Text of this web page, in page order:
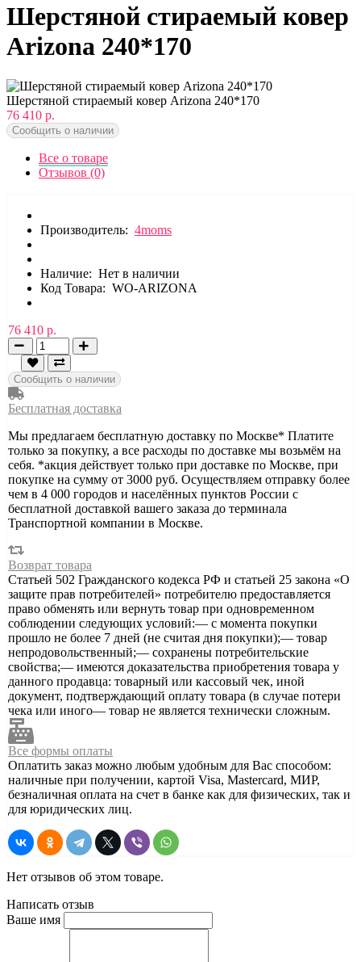
Шерстяной стираемый ковер
Arizona 240*170
Шерстяной стираемый ковер Arizona 240*170
76 410 р.
Сообщить о наличии
Все о товаре
Отзывов (0)
Производитель: 4moms
Наличие: Нет в наличии
Код Товара: WO-ARIZONA
76 410 р.
Сообщить о наличии
Бесплатная доставка
Мы предлагаем бесплатную доставку по Москве* Платите
только за покупку, а все расходы по доставке мы возьмём на
себя. *акция действует только при доставке по Москве, при
покупке на сумму от 3000 руб. Осуществляем отправку более
чем в 4 000 городов и населённых пунктов России с
бесплатной доставкой вашего заказа до терминала
Транспортной компании в Москве.
Возврат товара
Статьей 502 Гражданского кодекса РФ и статьей 25 закона «О
защите прав потребителей» потребителю предоставляется
право обменять или вернуть товар при одновременном
соблюдении следующих условий:— с момента покупки
прошло не более 7 дней (не считая дня покупки);— товар
непродовольственный;— сохранены потребительские
свойства;— имеются доказательства приобретения товара у
данного продавца: товарный или кассовый чек, иной
документ, подтверждающий оплату товара (в случае потери
чека или иного— товар не является технически сложным.
Все формы оплаты
Оплатить заказ можно любым удобным для Вас способом:
наличные при получении, картой Visa, Mastercard, МИР,
безналичная оплата на счет в банке как для физических, так и
для юридических лиц.
Нет отзывов об этом товаре.
Написать отзыв
Ваше имя